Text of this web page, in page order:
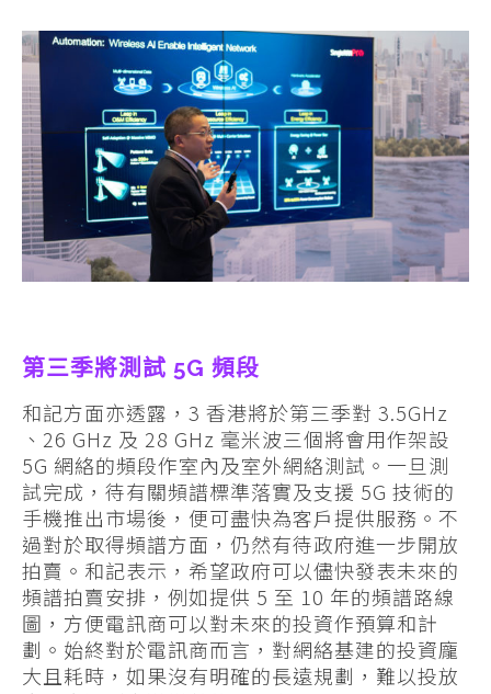
第三季將測試 5G 頻段
和記方面亦透露，3 香港將於第三季對 3.5GHz
、26 GHz 及 28 GHz 毫米波三個將會用作架設
5G 網絡的頻段作室內及室外網絡測試。一旦測
試完成，待有關頻譜標準落實及支援 5G 技術的
手機推出市場後，便可盡快為客戶提供服務。不
過對於取得頻譜方面，仍然有待政府進一步開放
拍賣。和記表示，希望政府可以儘快發表未來的
頻譜拍賣安排，例如提供 5 至 10 年的頻譜路線
圖，方便電訊商可以對未來的投資作預算和計
劃。始終對於電訊商而言，對網絡基建的投資龐
大且耗時，如果沒有明確的長遠規劃，難以投放